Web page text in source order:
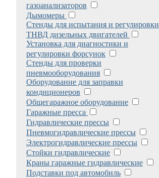
газоанализаторов
Дымомеры
Стенды для испытания и регулировки
ТНВД дизельных двигателей
Установка для диагностики и
регулировки форсунок
Стенды для проверки
пневмооборудования
Оборудование для заправки
кондиционеров
Общегаражное оборудование
Гаражные пресса
Гидравлические прессы
Пневмогидравлические прессы
Электрогидравлические прессы
Стойки гидравлические
Краны гаражные гидравлические
Подставки под автомобиль